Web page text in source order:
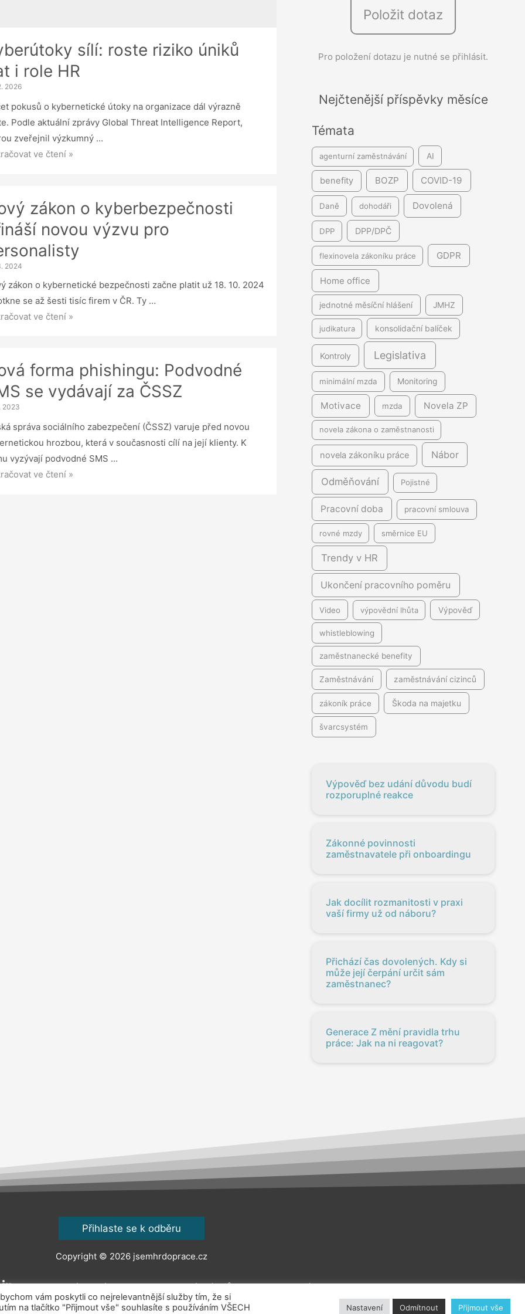
sílí: roste riziko úniků
i role HR
2026
pokusů o kybernetické útoky na organizace dál výrazně
Podle aktuální zprávy Global Threat Intelligence Report,
zveřejnil výzkumný …
ve čtení »
zákon o kyberbezpečnosti
novou výzvu pro
2024
zákon o kybernetické bezpečnosti začne platit už 18. 10. 2024
se až šesti tisíc firem v ČR. Ty …
ve čtení »
forma phishingu: Podvodné
se vydávají za ČSSZ
2023
správa sociálního zabezpečení (ČSSZ) varuje před novou
hrozbou, která v současnosti cílí na její klienty. K
vyzývají podvodné SMS …
ve čtení »
Položit dotaz
Pro položení dotazu je nutné se přihlásit.
Nejčtenější příspěvky měsíce
Témata
agenturní zaměstnávání AI
benefity BOZP COVID-19
Daně dohodáři Dovolená
DPP DPP/DPČ
flexinovela zákoníku práce GDPR
Home office
jednotné měsíční hlášení JMHZ
judikatura konsolidační balíček
Kontroly Legislativa
minimální mzda Monitoring
Motivace mzda Novela ZP
novela zákona o zaměstnanosti
novela zákoníku práce Nábor
Odměňování Pojistné
Pracovní doba pracovní smlouva
rovné mzdy směrnice EU
Trendy v HR
Ukončení pracovního poměru
Video výpovědní lhůta Výpověď
whistleblowing
zaměstnanecké benefity
Zaměstnávání zaměstnávání cizinců
zákoník práce Škoda na majetku
švarcsystém
Výpověď bez udání důvodu budí
rozporuplné reakce
Zákonné povinnosti
zaměstnavatele při onboardingu
Jak docílit rozmanitosti v praxi
vaší firmy už od náboru?
Přichází čas dovolených. Kdy si
může její čerpání určit sám
zaměstnanec?
Generace Z mění pravidla trhu
práce: Jak na ni reagovat?
Přihlaste se k odběru
Copyright © 2026 jsemhrdoprace.cz
Obchodní podmínky Ochrana osobních údajů Kontakt O nás
vám poskytli co nejrelevantnější služby tím, že si
na tlačítko "Přijmout vše" souhlasíte s používáním VŠECH
Nastavení Odmítnout Přijmout vše